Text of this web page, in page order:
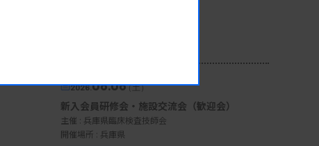
2026.08.08（土）
新入会員研修会・施設交流会（歓迎会）
主催 : 兵庫県臨床検査技師会
開催場所 : 兵庫県